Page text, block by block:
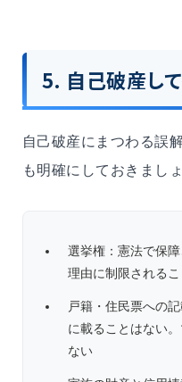
5. 自己破産し
自己破産にまつわる誤
も明確にしておきましょ
選挙権：憲法で保
理由に制限される
戸籍・住民票への
に載ることはない
ない